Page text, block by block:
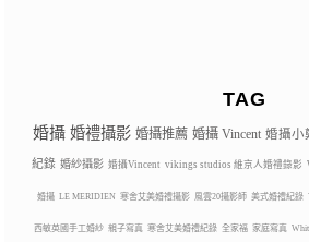
TAG
婚攝 婚禮攝影 婚攝推薦 婚攝 Vincent 婚攝小
紀錄 婚紗攝影 婚攝Vincent vikings studios 維京人婚禮錄影
婚攝 LE MERIDIEN 寒舍艾美婚禮攝影 風雲20攝影師 美式婚禮紀錄
西敏英國手工婚紗 親子寫真 寒舍艾美婚禮紀錄 全家福 家庭寫真